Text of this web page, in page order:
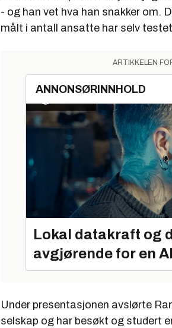
- og han vet hva han snakker om.
målt i antall ansatte har selv
ARTIKKELEN
ANNONSØRINNHOLD
Lokal datakraft og
avgjørende for en
Under presentasjonen avslørte
selskap og har besøkt og studert